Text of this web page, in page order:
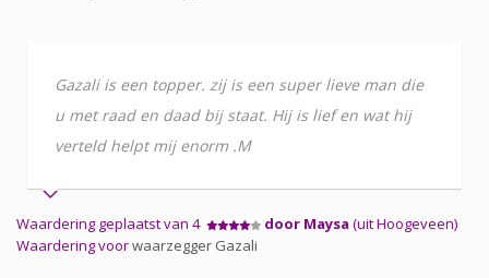
Gazali is een topper. zij is een super lieve man die
u met raad en daad bij staat. Hij is lief en wat hij
verteld helpt mij enorm .M
Waardering geplaatst van 4 door Maysa (uit Hoogeveen)
Waardering voorwaarzegger Gazali